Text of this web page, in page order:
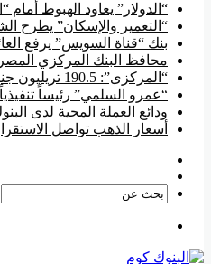
“الدولار” يعاود الهبوط أمام
“التعمير والإسكان” يطرح الشهادة
بنك “قناة السويس” يرفع العائد
محافظ البنك المركزي
“المركزى”: 190.5 تريليون جنيه قيمة التسويات اللحظية بين البنوك منذ بداية 2026
“عمرو السلمي” رئيساً
ودائع العملة المحية لدى البنوك تنمو بـ 8
أسعار الذهب تواصل الاستقرار محلياً .. وعيار